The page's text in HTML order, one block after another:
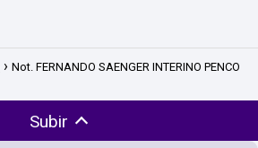
Not. FERNANDO SAENGER INTERINO PENCO
Subir